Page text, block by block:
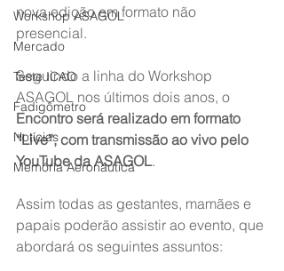
Workshop ASAGOL
Mercado
Teste ICAO
Fadigômetro
Notícias
Memória Aeronáutica
nova edição em formato não
presencial.
Seguindo a linha do Workshop
ASAGOL nos últimos dois anos, o
Encontro será realizado em formato
“Live”, com transmissão ao vivo pelo
YouTube da ASAGOL.
Assim todas as gestantes, mamães e
papais poderão assistir ao evento, que
abordará os seguintes assuntos: